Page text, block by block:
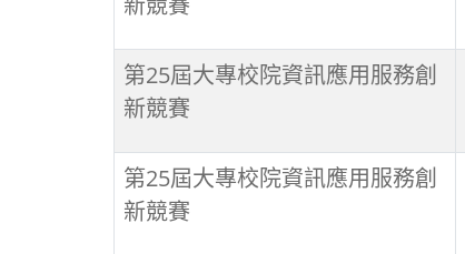
第25屆大專校院資訊應用服務創
新競賽
第25屆大專校院資訊應用服務創
新競賽